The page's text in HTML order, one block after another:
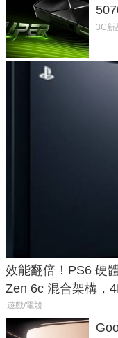
功
3C新
效能翻倍！PS6 硬
Zen 6c 混合架構，
遊戲/電競